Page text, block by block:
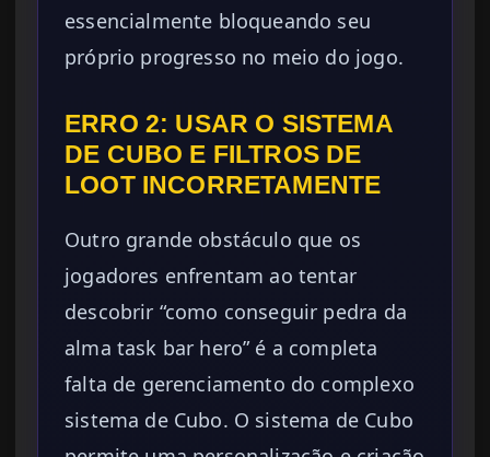
essencialmente bloqueando seu
próprio progresso no meio do jogo.
ERRO 2: USAR O SISTEMA
DE CUBO E FILTROS DE
LOOT INCORRETAMENTE
Outro grande obstáculo que os
jogadores enfrentam ao tentar
descobrir “como conseguir pedra da
alma task bar hero” é a completa
falta de gerenciamento do complexo
sistema de Cubo. O sistema de Cubo